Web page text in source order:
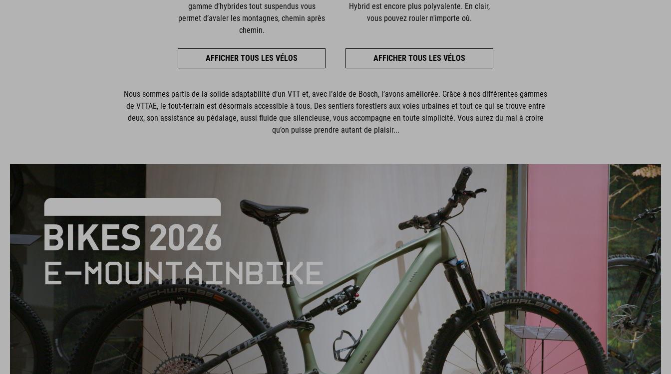
gamme d’hybrides tout suspendus vous
permet d’avaler les montagnes, chemin après
chemin.
AFFICHER TOUS LES VÉLOS
Hybrid est encore plus polyvalente. En clair,
vous pouvez rouler n'importe où.
AFFICHER TOUS LES VÉLOS
Nous sommes partis de la solide adaptabilité d’un VTT et, avec l’aide de Bosch, l’avons améliorée. Grâce à nos différentes gammes
de VTTAE, le tout-terrain est désormais accessible à tous. Des sentiers forestiers aux voies urbaines et tout ce qui se trouve entre
deux, son assistance au pédalage, aussi fluide que silencieuse, vous accompagne en toute simplicité. Vous aurez du mal à croire
qu’on puisse prendre autant de plaisir...